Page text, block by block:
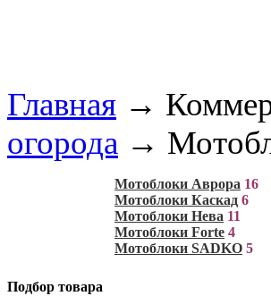
Главная →
огорода →
Мотоблоки Аврора 16
Мотоблоки Каскад 6
Мотоблоки Нева 11
Мотоблоки Forte 4
Мотоблоки SADKO 5
Подбор товара